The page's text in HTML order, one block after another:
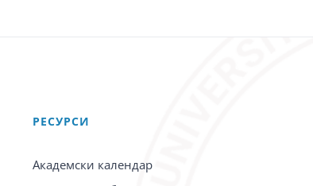
PЕСУРСИ
Академски календар